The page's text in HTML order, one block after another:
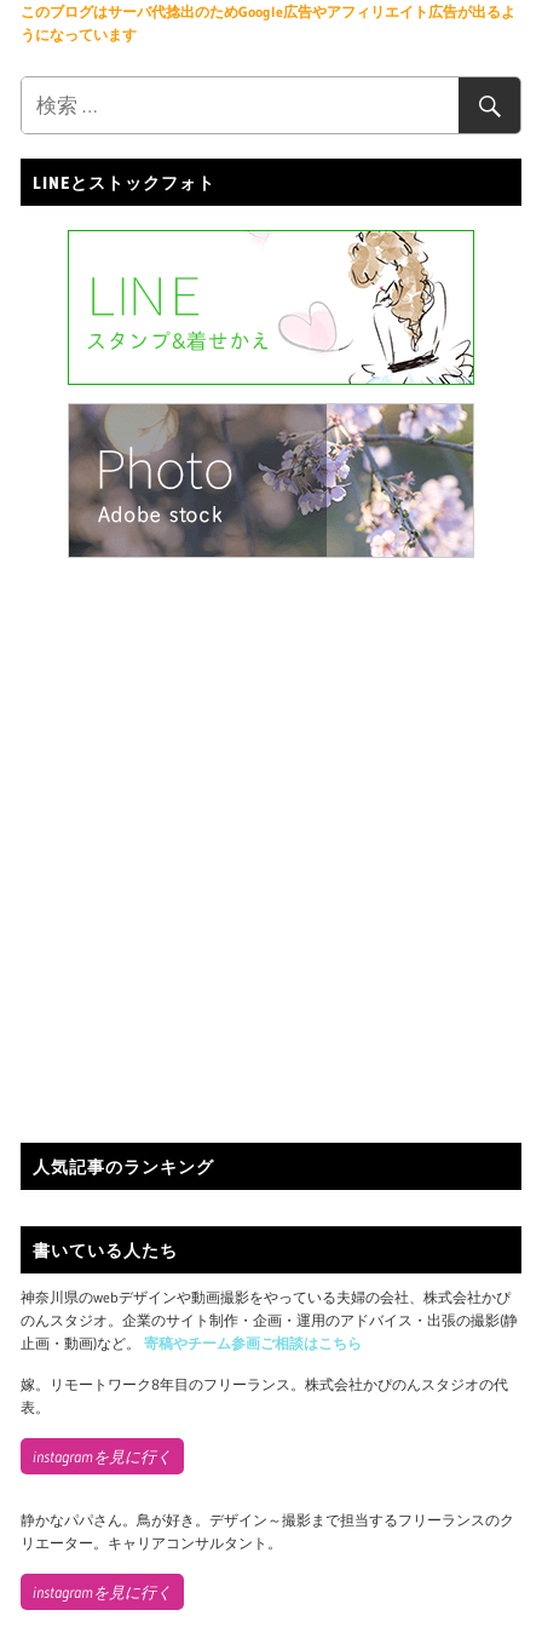
このブログはサーバ代捻出のためGoogle広告やアフィリエイト広告が出るよ
うになっています
LINEとストックフォト
人気記事のランキング
書いている人たち
神奈川県のwebデザインや動画撮影をやっている夫婦の会社、株式会社かぴ
のんスタジオ。企業のサイト制作・企画・運用のアドバイス・出張の撮影(静
止画・動画)など。 寄稿やチーム参画ご相談はこちら
嫁。リモートワーク8年目のフリーランス。株式会社かぴのんスタジオの代
表。
instagramを見に行く
静かなパパさん。鳥が好き。デザイン～撮影まで担当するフリーランスのク
リエーター。キャリアコンサルタント。
instagramを見に行く